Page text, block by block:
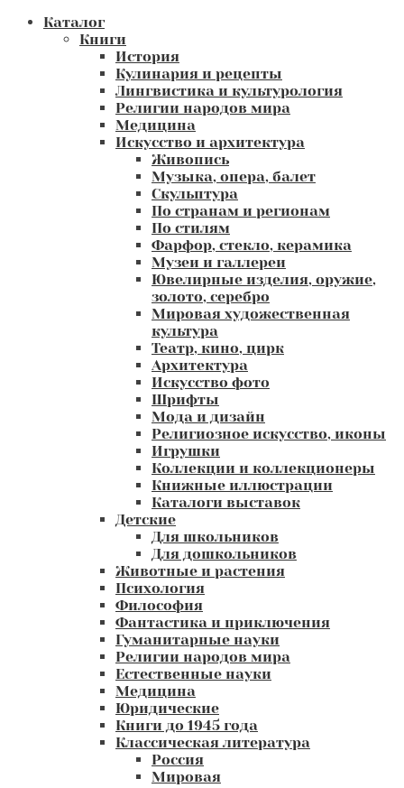
Каталог
Книги
История
Кулинария и рецепты
Лингвистика и культурология
Религии народов мира
Медицина
Искусство и архитектура
Живопись
Музыка, опера, балет
Скульптура
По странам и регионам
По стилям
Фарфор, стекло, керамика
Музеи и галлереи
Ювелирные изделия, оружие,
золото, серебро
Мировая художественная
культура
Театр, кино, цирк
Архитектура
Искусство фото
Шрифты
Мода и дизайн
Религиозное искусство, иконы
Игрушки
Коллекции и коллекционеры
Книжные иллюстрации
Каталоги выставок
Детские
Для школьников
Для дошкольников
Животные и растения
Психология
Философия
Фантастика и приключения
Гуманитарные науки
Религии народов мира
Естественные науки
Медицина
Юридические
Книги до 1945 года
Классическая литература
Россия
Мировая